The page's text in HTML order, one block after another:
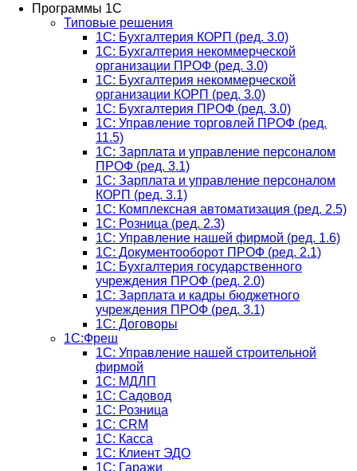
Программы 1С
Типовые решения
1C: Бухгалтерия КОРП (ред. 3.0)
1С: Бухгалтерия некоммерческой
организации ПРОФ (ред. 3.0)
1С: Бухгалтерия некоммерческой
организации КОРП (ред. 3.0)
1C: Бухгалтерия ПРОФ (ред. 3.0)
1C: Управление торговлей ПРОФ (ред.
11.5)
1C: Зарплата и управление персоналом
ПРОФ (ред. 3.1)
1C: Зарплата и управление персоналом
КОРП (ред. 3.1)
1C: Комплексная автоматизация (ред. 2.5)
1С: Розница (ред. 2.3)
1С: Управление нашей фирмой (ред. 1.6)
1С: Документооборот ПРОФ (ред. 2.1)
1C: Бухгалтерия государственного
учреждения ПРОФ (ред. 2.0)
1C: Зарплата и кадры бюджетного
учреждения ПРОФ (ред. 3.1)
1С: Договоры
1С:Фреш
1С: Управление нашей строительной
фирмой
1С: МДЛП
1С: Садовод
1С: Розница
1C: CRM
1C: Касса
1С: Клиент ЭДО
1С: Гаражи